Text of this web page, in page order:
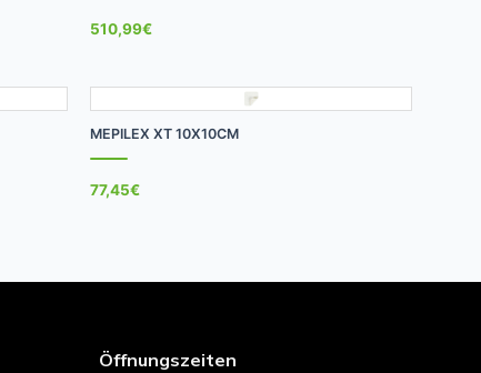
510,99€
MEPILEX XT 10X10CM
77,45€
Öffnungszeiten